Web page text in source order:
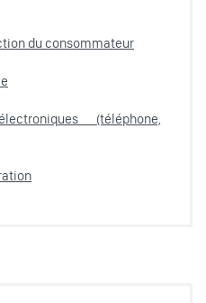
du consommateur
(téléphone,